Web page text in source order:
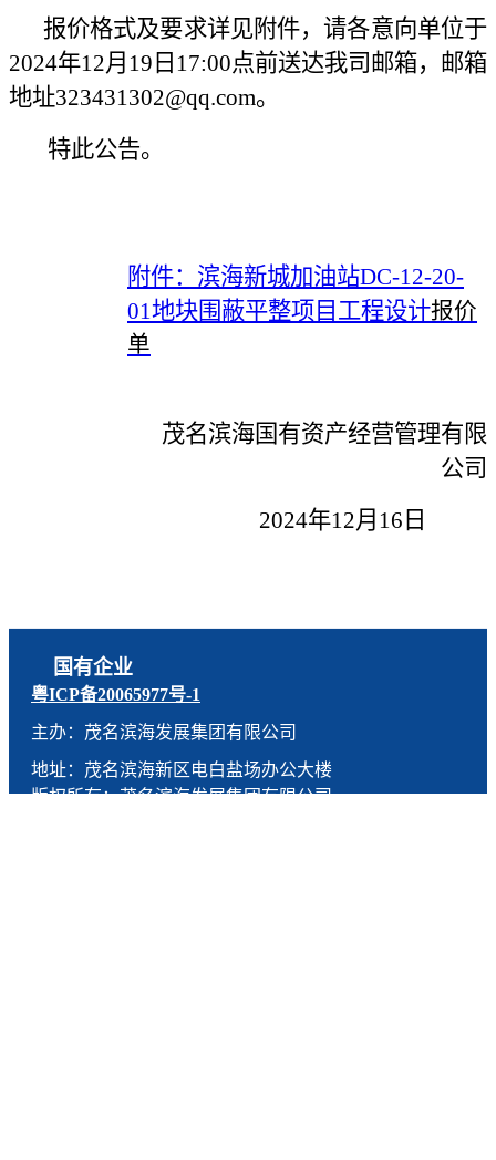
报价格式及要求详见附件，请各意向单位于
2024年12月 19 日17:00点前送达我司邮箱，邮箱
地址323431302@qq.com。
特此公告。
附件： 滨海新城加油站DC-12-20-
01地块围蔽平整项目工程设计报价
单
茂名滨海国有资产经营管理有限
公司
2024年12月 16 日
国有企业
粤ICP备20065977号-1
主办：茂名滨海发展集团有限公司
地址：茂名滨海新区电白盐场办公大楼
版权所有：茂名滨海发展集团有限公司